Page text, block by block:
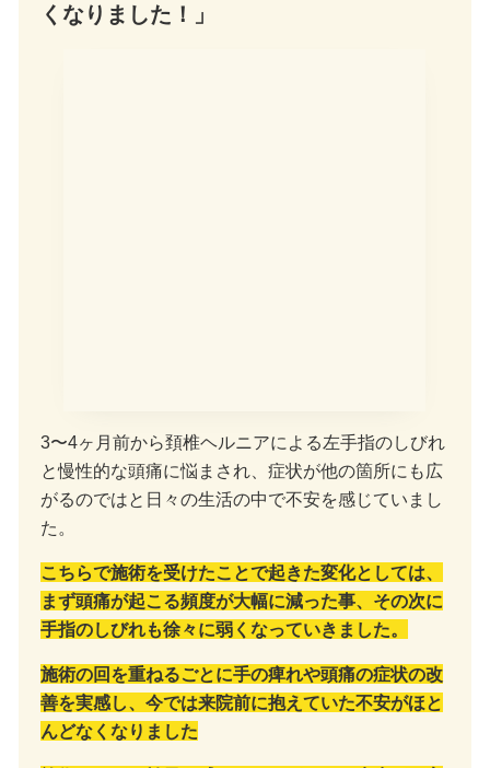
くなりました！」
3〜4ヶ月前から頚椎ヘルニアによる左手指のしびれ
と慢性的な頭痛に悩まされ、症状が他の箇所にも広
がるのではと日々の生活の中で不安を感じていまし
た。
こちらで施術を受けたことで起きた変化としては、
まず頭痛が起こる頻度が大幅に減った事、その次に
手指のしびれも徐々に弱くなっていきました。
施術の回を重ねるごとに手の痺れや頭痛の症状の改
善を実感し、今では来院前に抱えていた不安がほと
んどなくなりました